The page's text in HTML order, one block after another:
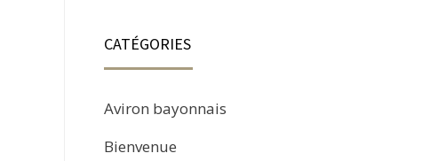
CATÉGORIES
Aviron bayonnais
Bienvenue